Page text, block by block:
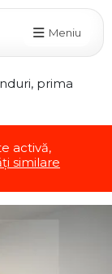
Meniu
prima
activă,
similare